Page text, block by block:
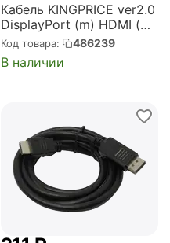
Кабель KINGPRICE ver2.0
DisplayPort (m) HDMI (m)
1.5м черный (KP-DP1.2-
HD2.0-1.5M)
Код товара: 486239
В наличии